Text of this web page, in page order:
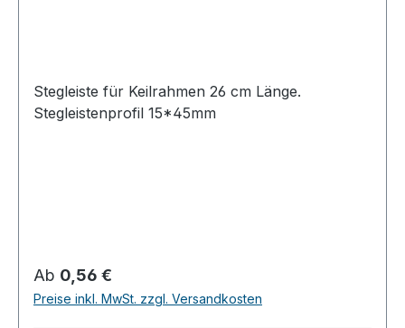
Stegleiste für Keilrahmen 26 cm Länge.
Stegleistenprofil 15*45mm
Regulärer Preis:
Ab 0,56 €
Preise inkl. MwSt. zzgl. Versandkosten